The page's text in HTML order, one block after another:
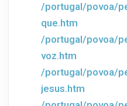
/portugal/povoa/
que.htm
/portugal/povoa/
voz.htm
/portugal/povoa/
jesus.htm